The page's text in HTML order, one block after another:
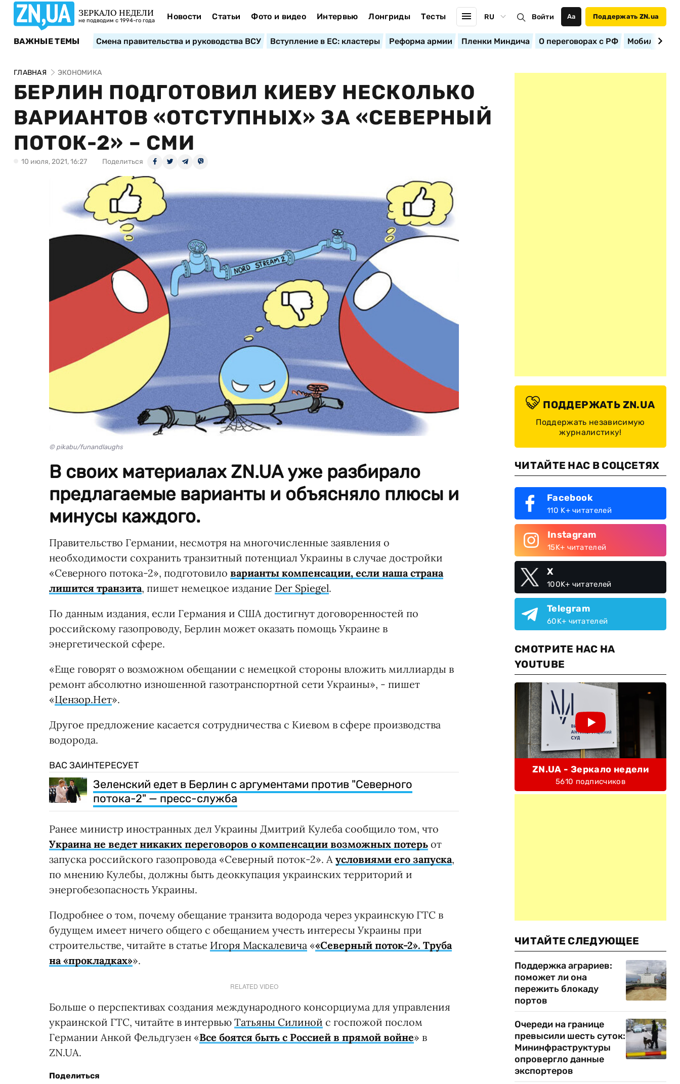
ЗЕРКАЛО НЕДЕЛИ
не подводим с 1994-го года Новости Статьи Фото и видео Интервью Лонгриды Тесты RU Войти Аа Поддержать ZN.ua
ВАЖНЫЕ ТЕМЫ Смена правительства и руководства ВСУ Вступление в ЕС: кластеры Реформа армии Пленки Миндича О переговорах с РФ
ГЛАВНАЯ ЭКОНОМИКА
БЕРЛИН ПОДГОТОВИЛ КИЕВУ НЕСКОЛЬКО
ВАРИАНТОВ «ОТСТУПНЫХ» ЗА «СЕВЕРНЫЙ
ПОТОК-2» – СМИ
10 июля, 2021, 16:27 Поделиться
© pikabu/funandlaughs
В своих материалах ZN.UA уже разбирало
предлагаемые варианты и объясняло плюсы и
минусы каждого.
Правительство Германии, несмотря на многочисленные заявления о
необходимости сохранить транзитный потенциал Украины в случае достройки
«Северного потока-2», подготовило варианты компенсации, если наша страна
лишится транзита, пишет немецкое издание Der Spiegel.
По данным издания, если Германия и США достигнут договоренностей по
российскому газопроводу, Берлин может оказать помощь Украине в
энергетической сфере.
«Еще говорят о возможном обещании с немецкой стороны вложить миллиарды в
ремонт абсолютно изношенной газотранспортной сети Украины», - пишет
«Цензор.Нет».
Другое предложение касается сотрудничества с Киевом в сфере производства
водорода.
ВАС ЗАИНТЕРЕСУЕТ
Зеленский едет в Берлин с аргументами против "Северного
потока-2" — пресс-служба
Ранее министр иностранных дел Украины Дмитрий Кулеба сообщило том, что
Украина не ведет никаких переговоров о компенсации возможных потерь от
запуска российского газопровода «Северный поток-2». А условиями его запуска,
по мнению Кулебы, должны быть деоккупация украинских территорий и
энергобезопасность Украины.
Подробнее о том, почему обещание транзита водорода через украинскую ГТС в
будущем имеет ничего общего с обещанием учесть интересы Украины при
строительстве, читайте в статье Игоря Маскалевича ««Северный поток-2». Труба
на «прокладках»».
RELATED VIDEO
Больше о перспективах создания международного консорциума для управления
украинской ГТС, читайте в интервью Татьяны Силиной с госпожой послом
Германии Анкой Фельдгузен «Все боятся быть с Россией в прямой войне» в
ZN.UA.
Поделиться
ПОДДЕРЖАТЬ ZN.UA
Поддержать независимую
журналистику!
ЧИТАЙТЕ НАС В СОЦСЕТЯХ
Facebook
110 K+ читателей
Instagram
15K+ читателей
X
100K+ читателей
Telegram
60K+ читателей
СМОТРИТЕ НАС НА
YOUTUBE
ZN.UA - Зеркало недели
5610 подписчиков
ЧИТАЙТЕ СЛЕДУЮЩЕЕ
Поддержка аграриев:
поможет ли она
пережить блокаду
портов
Очереди на границе
превысили шесть суток:
Мининфраструктуры
опровергло данные
экспортеров